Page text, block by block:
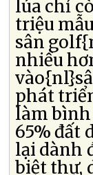
lúa chỉ
triệu
sân
nhiều
phát
làm bình
65% đất
lại dành
biệt thự,